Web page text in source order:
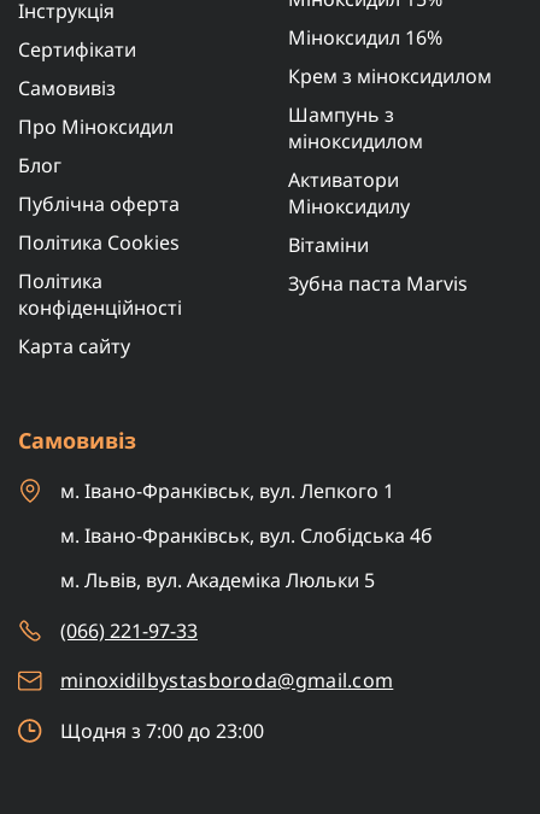
Інструкція
Сертифікати
Самовивіз
Про Міноксидил
Блог
Публічна оферта
Політика Cookies
Політика
конфіденційності
Карта сайту
Міноксидил 16%
Крем з міноксидилом
Шампунь з
міноксидилом
Активатори
Міноксидилу
Вітаміни
Зубна паста Marvis
Самовивіз
м. Івано-Франківськ, вул. Лепкого 1
м. Івано-Франківськ, вул. Слобідська 4б
м. Львів, вул. Академіка Люльки 5
(066) 221-97-33
minoxidilbystasboroda@gmail.com
Щодня з 7:00 до 23:00